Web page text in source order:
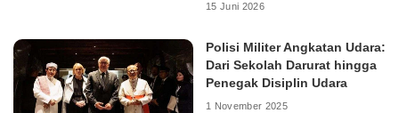
15 Juni 2026
Polisi Militer Angkatan Udara:
Dari Sekolah Darurat hingga
Penegak Disiplin Udara
1 November 2025